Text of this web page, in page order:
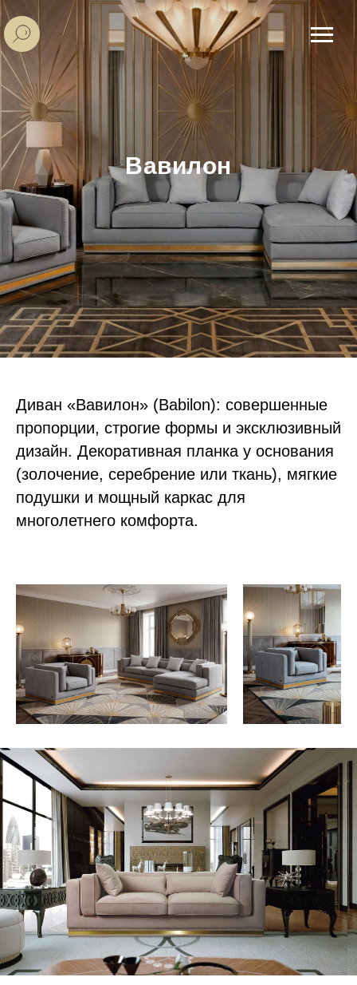
Вавилон
Диван «Вавилон» (Babilon): совершенные
пропорции, строгие формы и эксклюзивный
дизайн. Декоративная планка у основания
(золочение, серебрение или ткань), мягкие
подушки и мощный каркас для
многолетнего комфорта.